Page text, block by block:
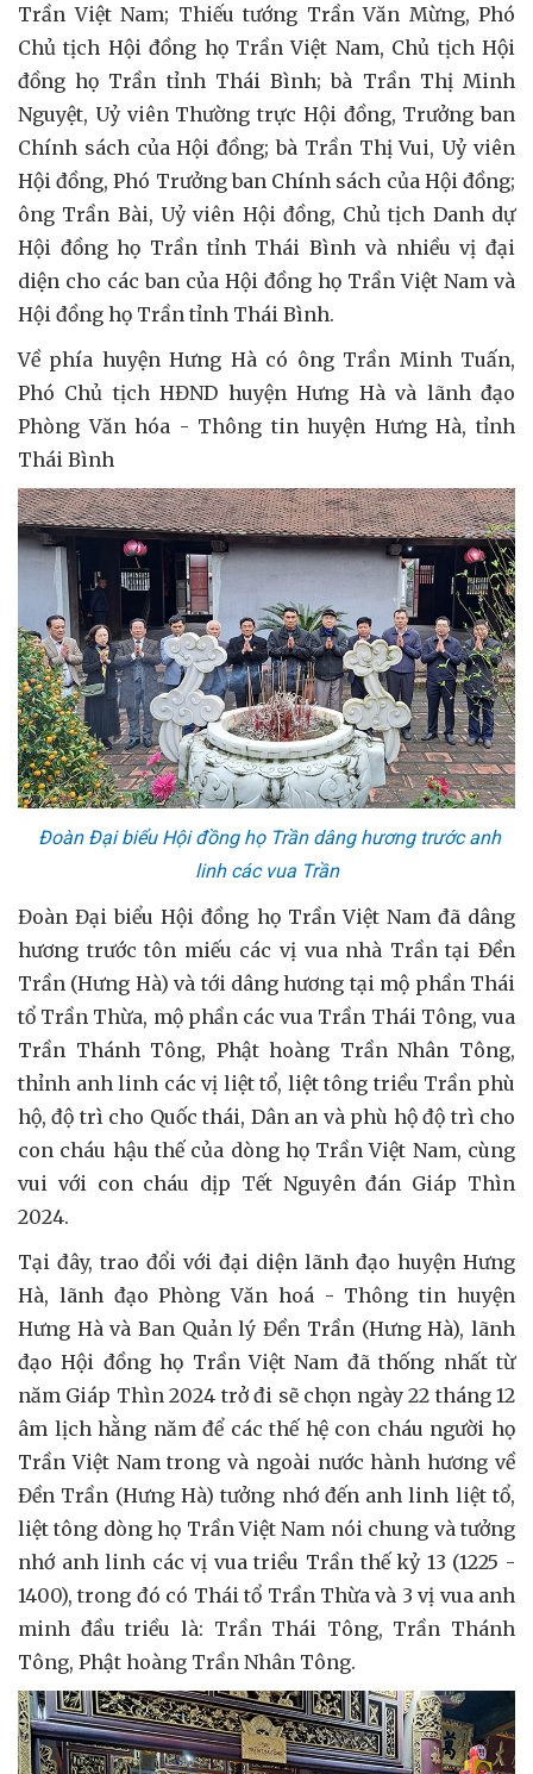
Trần Việt Nam; Thiếu tướng Trần Văn Mừng, Phó
Chủ tịch Hội đồng họ Trần Việt Nam, Chủ tịch Hội
đồng họ Trần tỉnh Thái Bình; bà Trần Thị Minh
Nguyệt, Uỷ viên Thường trực Hội đồng, Trưởng ban
Chính sách của Hội đồng; bà Trần Thị Vui, Uỷ viên
Hội đồng, Phó Trưởng ban Chính sách của Hội đồng;
ông Trần Bài, Uỷ viên Hội đồng, Chủ tịch Danh dự
Hội đồng họ Trần tỉnh Thái Bình và nhiều vị đại
diện cho các ban của Hội đồng họ Trần Việt Nam và
Hội đồng họ Trần tỉnh Thái Bình.
Về phía huyện Hưng Hà có ông Trần Minh Tuấn,
Phó Chủ tịch HĐND huyện Hưng Hà và lãnh đạo
Phòng Văn hóa - Thông tin huyện Hưng Hà, tỉnh
Thái Bình
Đoàn Đại biểu Hội đồng họ Trần dâng hương trước anh
linh các vua Trần
Đoàn Đại biểu Hội đồng họ Trần Việt Nam đã dâng
hương trước tôn miếu các vị vua nhà Trần tại Đền
Trần (Hưng Hà) và tới dâng hương tại mộ phần Thái
tổ Trần Thừa, mộ phần các vua Trần Thái Tông, vua
Trần Thánh Tông, Phật hoàng Trần Nhân Tông,
thỉnh anh linh các vị liệt tổ, liệt tông triều Trần phù
hộ, độ trì cho Quốc thái, Dân an và phù hộ độ trì cho
con cháu hậu thế của dòng họ Trần Việt Nam, cùng
vui với con cháu dịp Tết Nguyên đán Giáp Thìn
2024.
Tại đây, trao đổi với đại diện lãnh đạo huyện Hưng
Hà, lãnh đạo Phòng Văn hoá - Thông tin huyện
Hưng Hà và Ban Quản lý Đền Trần (Hưng Hà), lãnh
đạo Hội đồng họ Trần Việt Nam đã thống nhất từ
năm Giáp Thìn 2024 trở đi sẽ chọn ngày 22 tháng 12
âm lịch hằng năm để các thế hệ con cháu người họ
Trần Việt Nam trong và ngoài nước hành hương về
Đền Trần (Hưng Hà) tưởng nhớ đến anh linh liệt tổ,
liệt tông dòng họ Trần Việt Nam nói chung và tưởng
nhớ anh linh các vị vua triều Trần thế kỷ 13 (1225 -
1400), trong đó có Thái tổ Trần Thừa và 3 vị vua anh
minh đầu triều là: Trần Thái Tông, Trần Thánh
Tông, Phật hoàng Trần Nhân Tông.